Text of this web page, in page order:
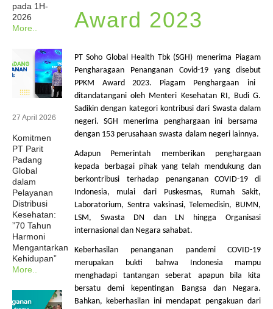
Berita
Investor
Keberlanjutan
Hubungi Kami
Profesional Kesehatan
Karir
pada 1H-
2026
More..
27 April 2026
Komitmen
PT Parit
Padang
Global
dalam
Pelayanan
Distribusi
Kesehatan:
”70 Tahun
Harmoni
Mengantarkan
Kehidupan”
More..
Award 2023
PT Soho Global Health Tbk(SGH) menerima Piagam
Pengharagaan
Penanganan Covid-19 yang disebut
PPKM Award 2023. Piagam Penghargaan
ini
ditandatangani oleh Menteri Kesehatan RI, Budi G.
Sadikin dengan kategori kontribusi dari Swasta dalam
negeri. SGH menerima penghargaan ini
bersama
dengan 153 perusahaan swasta dalam negeri lainnya.
Adapun Pemerintah memberikan
penghargaan
kepada
berbagai pihak yang telah mendukungdan
berkontribusi
terhadap penangananCOVID-19 di
Indonesia, mulai dari Puskesmas, Rumah Sakit,
Laboratorium, Sentra vaksinasi,Telemedisin, BUMN,
LSM, Swasta DN dan LN hingga
Organisasi
internasional dan Negara sahabat.
Keberhasilan penanganan pandemiCOVID-19
merupakan
bukti bahwa Indonesia mampu
menghadapi
tantangan seberat apapun bila
kita
bersatu demikepentingan Bangsa dan Negara.
Bahkan, keberhasilan ini mendapat pengakuan dari